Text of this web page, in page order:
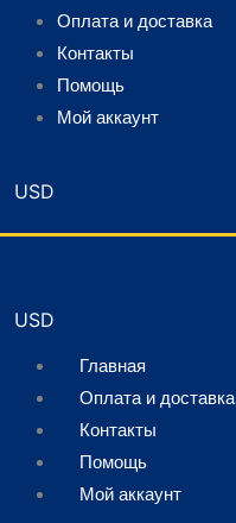
Оплата и доставка
Контакты
Помощь
Мой аккаунт
Главная
Оплата и доставка
Контакты
Помощь
Мой аккаунт